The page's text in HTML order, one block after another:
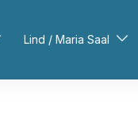
Lind / Maria Saal